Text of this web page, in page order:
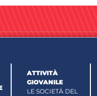
ATTIVITÀ
GIOVANILE
LE SOCIETÀ DEL